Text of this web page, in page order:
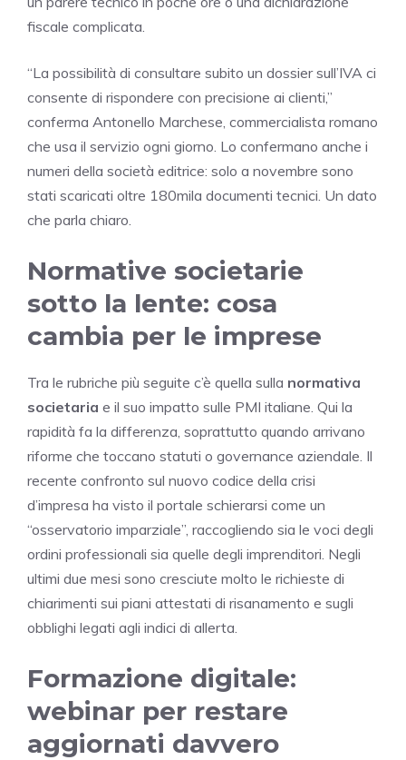
fiscale complicata.
“La possibilità di consultare subito un dossier sull’IVA ci
consente di rispondere con precisione ai clienti,”
conferma Antonello Marchese, commercialista romano
che usa il servizio ogni giorno. Lo confermano anche i
numeri della società editrice: solo a novembre sono
stati scaricati oltre 180mila documenti tecnici. Un dato
che parla chiaro.
Normative societarie
sotto la lente: cosa
cambia per le imprese
Tra le rubriche più seguite c’è quella sulla normativa
societaria e il suo impatto sulle PMI italiane. Qui la
rapidità fa la differenza, soprattutto quando arrivano
riforme che toccano statuti o governance aziendale. Il
recente confronto sul nuovo codice della crisi
d’impresa ha visto il portale schierarsi come un
“osservatorio imparziale”, raccogliendo sia le voci degli
ordini professionali sia quelle degli imprenditori. Negli
ultimi due mesi sono cresciute molto le richieste di
chiarimenti sui piani attestati di risanamento e sugli
obblighi legati agli indici di allerta.
Formazione digitale:
webinar per restare
aggiornati davvero